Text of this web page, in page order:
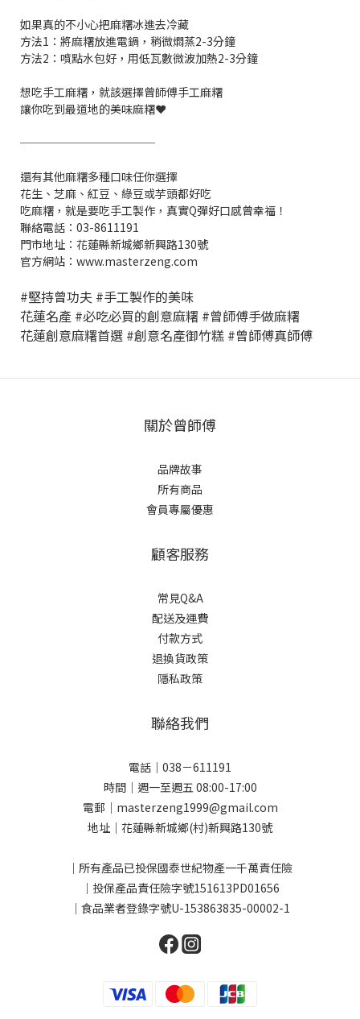
如果真的不小心把麻糬冰進去冷藏
方法1：將麻糬放進電鍋，稍微燜蒸2-3分鐘
方法2：噴點水包好，用低瓦數微波加熱2-3分鐘
想吃手工麻糬，就該選擇曾師傅手工麻糬
讓你吃到最道地的美味麻糬❤️
────────────
還有其他麻糬多種口味任你選擇
花生、芝麻、紅豆、綠豆或芋頭都好吃
吃麻糬，就是要吃手工製作，真實Q彈好口感曾幸福！
聯絡電話：03-8611191
門市地址：花蓮縣新城鄉新興路130號
官方網站：www.masterzeng.com
#堅持曾功夫 #手工製作的美味
花蓮名產 #必吃必買的創意麻糬 #曾師傅手做麻糬
花蓮創意麻糬首選 #創意名產御竹糕 #曾師傅真師傅
關於曾師傅
品牌故事
所有商品
會員專屬優惠
顧客服務
常見Q&A
配送及運費
付款方式
退換貨政策
隱私政策
聯絡我們
電話｜038－611191
時間｜週一至週五 08:00-17:00
電郵｜masterzeng1999@gmail.com
地址｜花蓮縣新城鄉(村)新興路130號
｜所有產品已投保國泰世紀物產一千萬責任險
｜投保產品責任險字號151613PD01656
｜食品業者登錄字號U-153863835-00002-1